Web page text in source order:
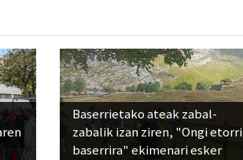
Baserrietako ateak zabal-
zabalik izan ziren, "Ongi etorri
baserrira" ekimenari esker